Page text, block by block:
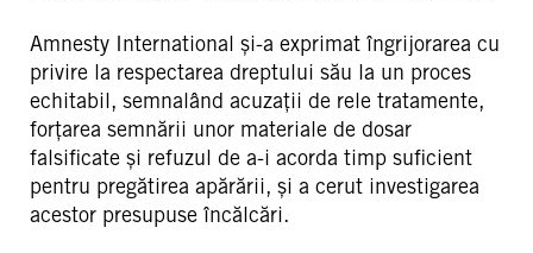
Amnesty International și-a exprimat îngrijorarea cu
privire la respectarea dreptului său la un proces
echitabil, semnalând acuzații de rele tratamente,
forțarea semnării unor materiale de dosar
falsificate și refuzul de a-i acorda timp suficient
pentru pregătirea apărării, și a cerut investigarea
acestor presupuse încălcări.